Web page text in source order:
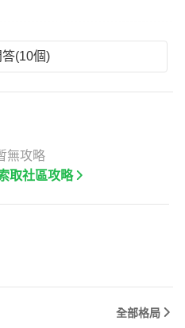
(10個)
無攻略
取社區攻略
全部格局